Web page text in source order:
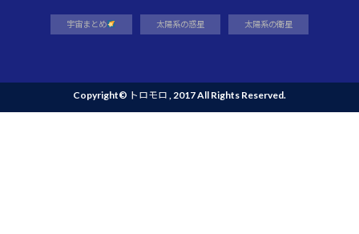
宇宙まとめ 太陽系の惑星 太陽系の衛星
Copyright© トロモロ , 2017 All Rights Reserved.